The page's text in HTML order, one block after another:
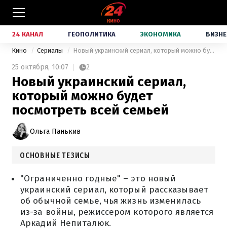
24 КАНАЛ ГЕОПОЛИТИКА ЭКОНОМИКА
Кино Сериалы Новый украинский сериал, который можно будет посмотреть всей семьей
25 октября, 10:07 2
Новый украинский сериал,
который можно будет
посмотреть всей семьей
Ольга Панькив
ОСНОВНЫЕ ТЕЗИСЫ
"Ограниченно годные" – это новый
украинский сериал, который рассказывает
об обычной семье, чья жизнь изменилась
из-за войны, режиссером которого является
Аркадий Непиталюк.